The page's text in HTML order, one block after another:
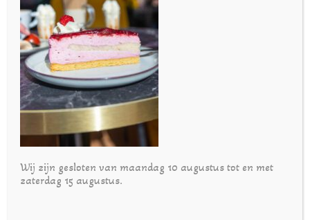
19
doorbakkerijherfst|mei 16, 2024
Wij zijn gesloten van maandag 10 augustus tot en met
zaterdag 15 augustus.